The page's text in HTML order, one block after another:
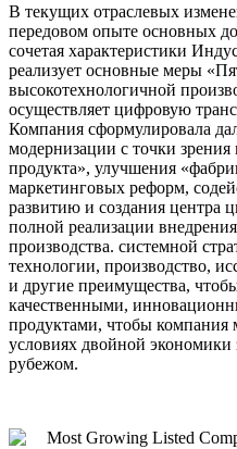
В текущих отраслевых
передовом опыте основных
сочетая характеристики
реализует основные меры
высокотехнологичной
осуществляет цифровую
Компания сформулировала
модернизации с точки
продукта», улучшения
маркетинговых реформ,
развитию и создания центра
полной реализации
производства. системной
технологии, производство,
и другие преимущества,
качественными,
продуктами, чтобы компания
условиях двойной экономики
рубежом.